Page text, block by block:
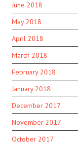
June 2018
May 2018
April 2018
March 2018
February 2018
January 2018
December 2017
November 2017
October 2017